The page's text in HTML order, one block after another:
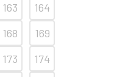
163
164
168
169
173
174